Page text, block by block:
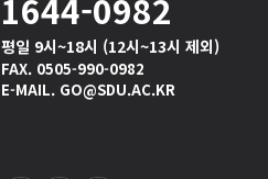
1644-0982
평일 9시~18시 (12시~13시 제외)
FAX. 0505-990-0982
E-MAIL. GO@SDU.AC.KR